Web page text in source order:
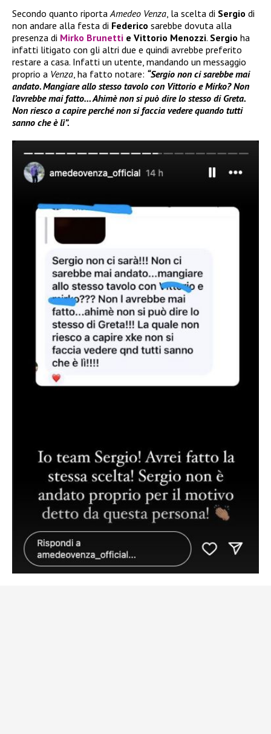
Secondo quanto riportaAmedeo Venza, la scelta di Sergio di
non andare alla festa di Federico sarebbe dovuta alla
presenza di Mirko Brunetti e Vittorio Menozzi. Sergio ha
infatti litigato con gli altri due e quindi avrebbe preferito
restare a casa. Infatti un utente, mandando un messaggio
proprio a Venza, ha fatto notare: “Sergio non ci sarebbe mai
andato. Mangiare allo stesso tavolo con Vittorio e Mirko? Non
l’avrebbe mai fatto… Ahimè non si può dire lo stesso di Greta.
Non riesco a capire perché non si faccia vedere quando tutti
sanno che è lì”.